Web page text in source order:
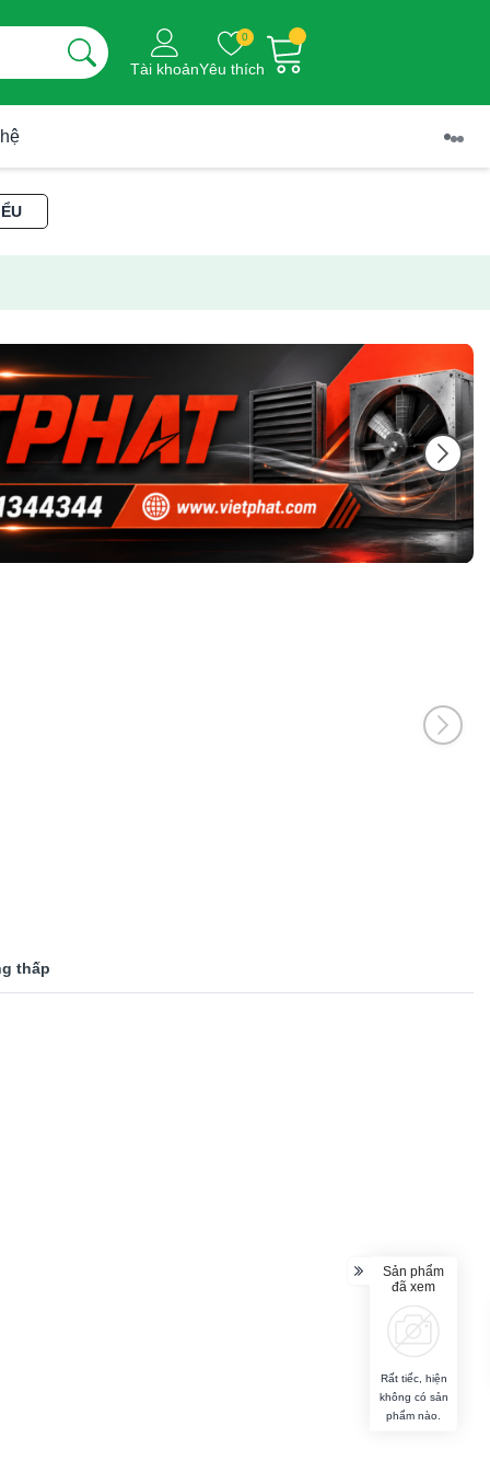
Tài khoản
0
Yêu thích
thấp
Sản phẩm
đã xem
Rất tiếc, hiện
không có sản
phẩm nào.